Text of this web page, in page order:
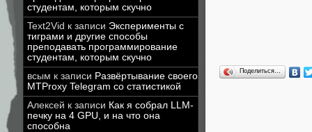
студентам, которым скучно
Text2Vid к записи Эксперименты с
тиграми и другие способы
преподавать программирование
студентам, которым скучно
всым к записи Развёртывание своего
MTProxy Telegram со статистикой
Алексей к записи Как я собрал LLM-
печку на 4 GPU, и на что она
способна
Поделиться…